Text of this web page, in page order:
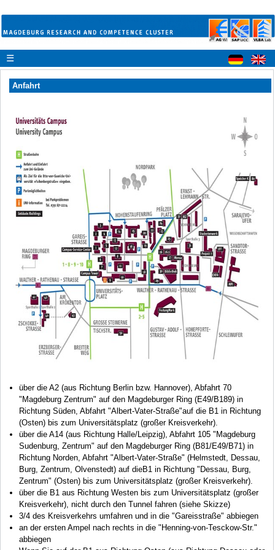
☰
Anfahrt
über die A2 (aus Richtung Berlin bzw. Hannover), Abfahrt 70
"Magdeburg Zentrum" auf den Magdeburger Ring (E49/B189) in
Richtung Süden, Abfahrt "Albert-Vater-Straße"auf die B1 in Richtung
(Osten) bis zum Universitätsplatz (großer Kreisverkehr).
über die A14 (aus Richtung Halle/Leipzig), Abfahrt 105 "Magdeburg
Sudenburg, Zentrum" auf den Magdeburger Ring (B81/E49/B71) in
Richtung Norden, Abfahrt "Albert-Vater-Straße" (Helmstedt, Dessau,
Burg, Zentrum, Olvenstedt) auf dieB1 in Richtung "Dessau, Burg,
Zentrum" (Osten) bis zum Universitätsplatz (großer Kreisverkehr).
über die B1 aus Richtung Westen bis zum Universitätsplatz (großer
Kreisverkehr), nicht durch den Tunnel fahren (siehe Skizze)
3/4 des Kreisverkehrs umfahren und in die "Gareisstraße" abbiegen
an der ersten Ampel nach rechts in die "Henning-von-Tesckow-Str."
abbiegen